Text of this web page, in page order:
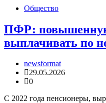
Общество
ПФР:
выплачивать по
newsformat
29.05.2026
0
С 2022 года пенсионеры,